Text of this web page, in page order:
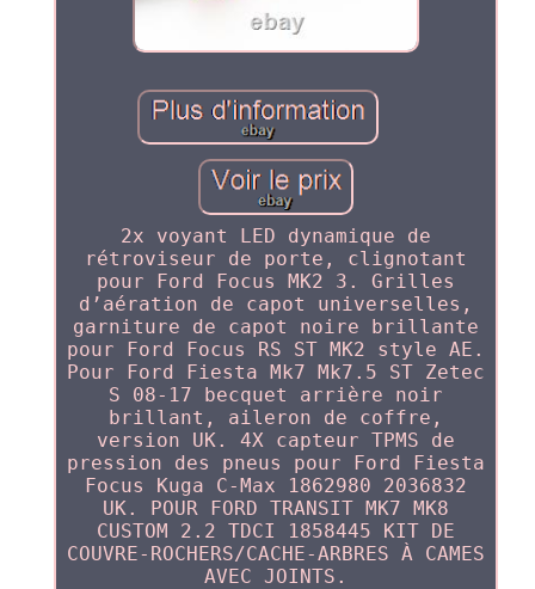
2x voyant LED dynamique de
rétroviseur de porte, clignotant
pour Ford Focus MK2 3. Grilles
d’aération de capot universelles,
garniture de capot noire brillante
pour Ford Focus RS ST MK2 style AE.
Pour Ford Fiesta Mk7 Mk7.5 ST Zetec
S 08-17 becquet arrière noir
brillant, aileron de coffre,
version UK. 4X capteur TPMS de
pression des pneus pour Ford Fiesta
Focus Kuga C-Max 1862980 2036832
UK. POUR FORD TRANSIT MK7 MK8
CUSTOM 2.2 TDCI 1858445 KIT DE
COUVRE-ROCHERS/CACHE-ARBRES À CAMES
AVEC JOINTS.